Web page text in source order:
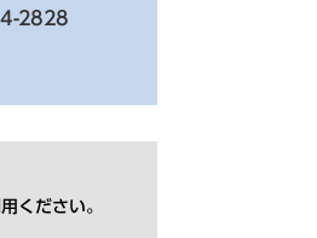
2828
ください。